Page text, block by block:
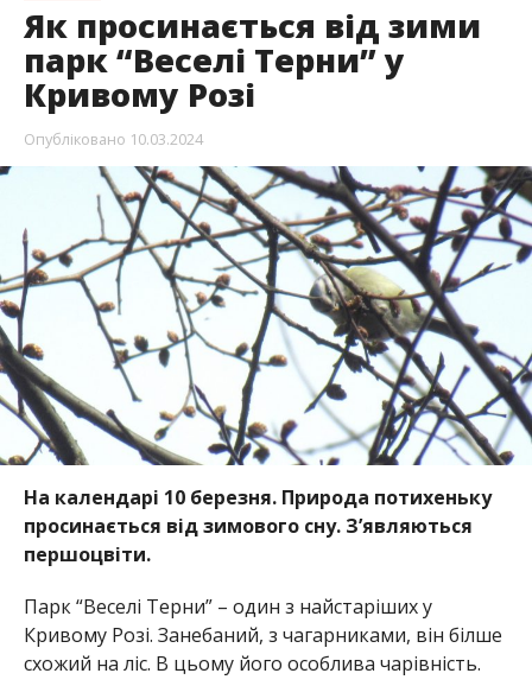
Як просинається від зими
парк “Веселі Терни” у
Кривому Розі
Опубліковано 10.03.2024
На календарі 10 березня. Природа потихеньку
просинається від зимового сну. З’являються
першоцвіти.
Парк “Веселі Терни” – один з найстаріших у
Кривому Розі. Занебаний, з чагарниками, він білше
схожий на ліс. В цьому його особлива чарівність.